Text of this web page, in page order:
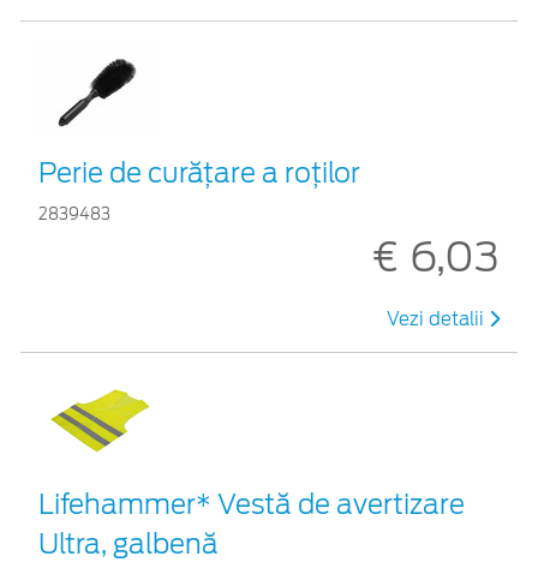
Perie de curățare a roților
2839483
€ 6,03
Vezi detalii
Lifehammer* Vestă de avertizare
Ultra, galbenă